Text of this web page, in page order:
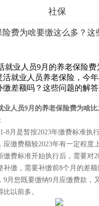
社保
险费为啥要缴这么多？这
就业人员9月的养老保险
活就业人员养老保险，今
差额吗？这些问题的解答
人员9月的养老保险费为啥比
月是暂按2023年缴费标准执
缴费额较2023年有一定程度
费标准开始执行后，需要对
补缴，需要补缴前8个月的差额
您既要缴纳9月应缴费款，
以前多。